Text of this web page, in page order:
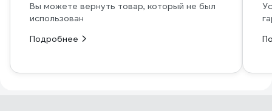
Вы можете вернуть товар, который не был
использован
Подробнее